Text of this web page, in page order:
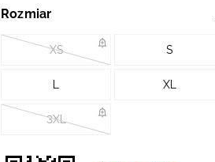
Rozmiar
XS S
XL
3XL